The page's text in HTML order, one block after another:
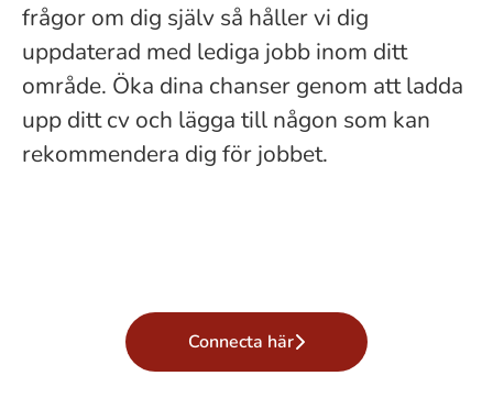
frågor om dig själv så håller vi dig
uppdaterad med lediga jobb inom ditt
område. Öka dina chanser genom att ladda
upp ditt cv och lägga till någon som kan
rekommendera dig för jobbet.
Connecta här